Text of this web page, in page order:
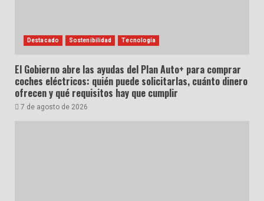
Destacado Sostenibilidad Tecnología
El Gobierno abre las ayudas del Plan Auto+ para comprar
coches eléctricos: quién puede solicitarlas, cuánto dinero
ofrecen y qué requisitos hay que cumplir
7 de agosto de 2026